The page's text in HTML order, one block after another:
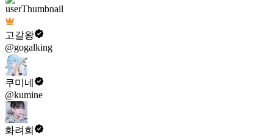
고갈왕
@gogalking
쿠미네
@kumine
화려희